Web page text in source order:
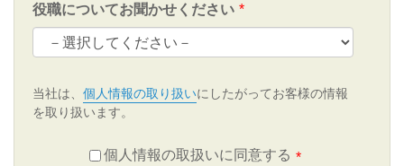
役職についてお聞かせください *
当社は、 個人情報の取り扱いにしたがってお客様の情報
を取り扱います。
個人情報の取扱いに同意する *